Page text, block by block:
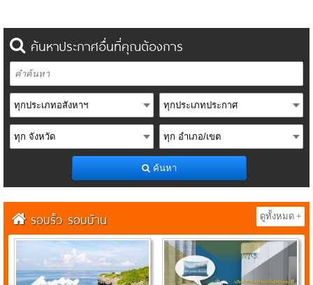
ค้นหาประกาศอื่นที่คุณต้องการ
ค้นหา
รอบรั้ว รอบบ้าน ดูทั้งหมด +